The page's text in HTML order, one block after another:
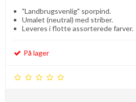
"Landbrugsvenlig" sporpind.
Umalet (neutral) med striber.
Leveres i flotte assorterede farver.
På lager